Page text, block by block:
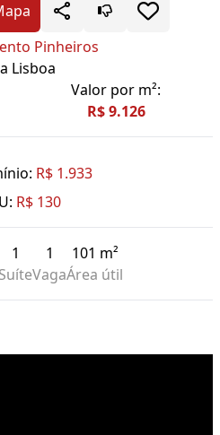
Pinheiros
Lisboa
Valor por m²:
R$ 9.126
R$ 1.933
R$ 130
1
Suíte
1
Vaga
101 m²
Área útil